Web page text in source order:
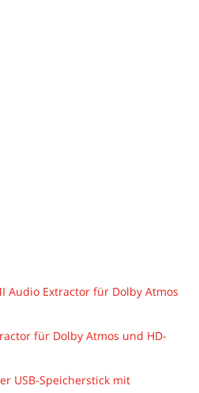
Audio Extractor für Dolby Atmos
für Dolby Atmos und HD-
USB-Speicherstick mit